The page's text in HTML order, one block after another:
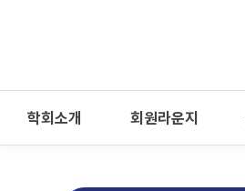
학회소개 회원라운지